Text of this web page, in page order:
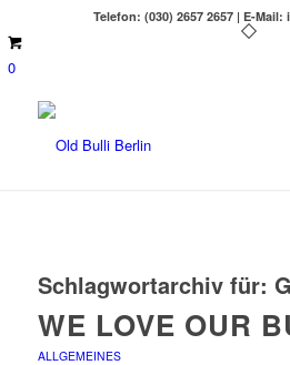
Telefon: (030) 2657 2657 | E-
0
Schlagwortarchiv für:
WE LOVE OUR
ALLGEMEINES